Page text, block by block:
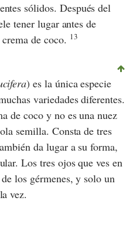
sólidos. Después del
tener lugar antes de
de coco. 13
) es la única especie
variedades diferentes.
de coco y no es una nuez
semilla. Consta de tres
da lugar a su forma,
Los tres ojos que ves en
los gérmenes, y solo un
vez.